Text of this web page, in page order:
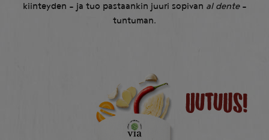
kiinteyden – ja tuo pastaankin juuri sopivan al dente -
tuntuman.